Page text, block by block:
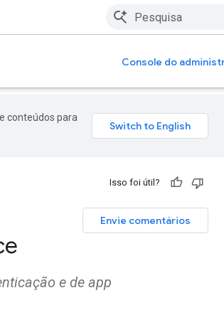
Console do
conteúdos para
Isso foi útil?
Envie comentários
e de app